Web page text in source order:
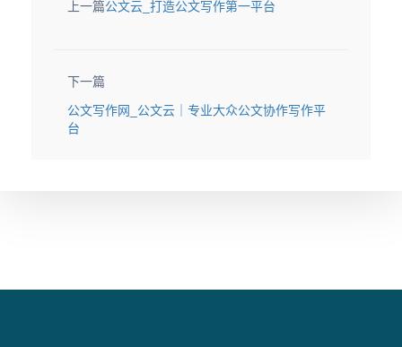
上一篇公文云_打造公文写作第一平台
下一篇
公文写作网_公文云｜专业大众公文协作写作平
台